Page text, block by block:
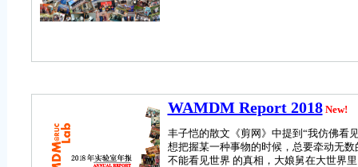
WAMDM Report 2018 New!
丰子恺的散文《剪网》中提到“我仿佛看
想把握某一种事物的时候，总要牵动无
不能看见世界 的真相，大娘舅在大世界